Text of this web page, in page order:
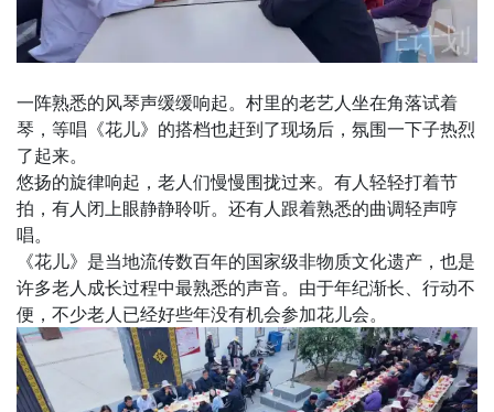
一阵熟悉的风琴声缓缓响起。村里的老艺人坐在角落试着
琴，等唱《花儿》的搭档也赶到了现场后，氛围一下子热烈
了起来。
悠扬的旋律响起，老人们慢慢围拢过来。有人轻轻打着节
拍，有人闭上眼静静聆听。还有人跟着熟悉的曲调轻声哼
唱。
《花儿》是当地流传数百年的国家级非物质文化遗产，也是
许多老人成长过程中最熟悉的声音。由于年纪渐长、行动不
便，不少老人已经好些年没有机会参加花儿会。